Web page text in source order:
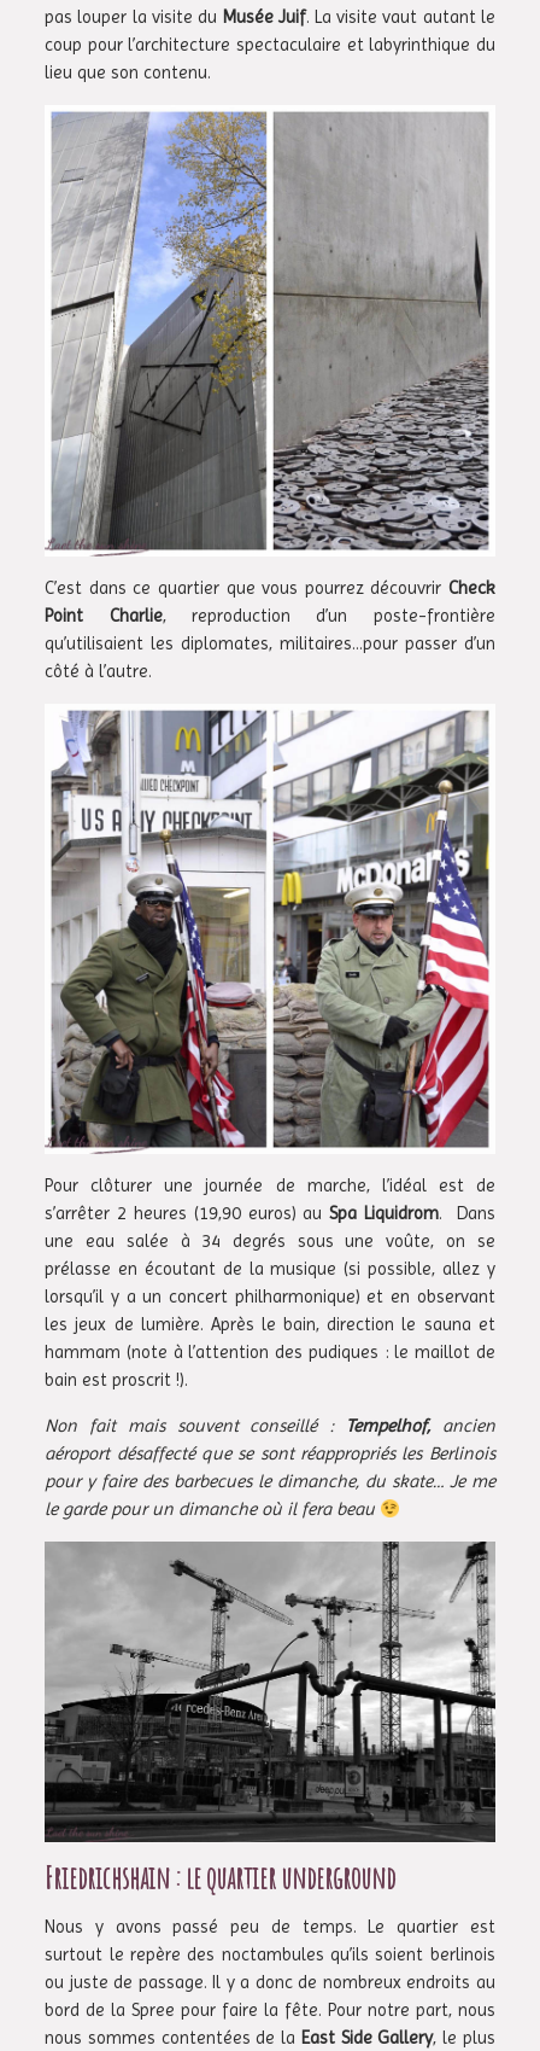
pas louper la visite du Musée Juif. La visite vaut autant le
coup pour l’architecture spectaculaire et labyrinthique du
lieu que son contenu.
C’est dans ce quartier que vous pourrez découvrir Check
Point Charlie, reproduction d’un poste-frontière
qu’utilisaient les diplomates, militaires…pour passer d’un
côté à l’autre.
Pour clôturer une journée de marche, l’idéal est de
s’arrêter 2 heures (19,90 euros) auSpa Liquidrom. Dans
une eau salée à 34 degrés sous une voûte, on se
prélasse en écoutant de la musique (si possible, allez y
lorsqu’il y a un concert philharmonique) et en observant
les jeux de lumière. Après le bain, direction le sauna et
hammam (note à l’attention des pudiques : le maillot de
bain est proscrit !).
Non fait mais souvent conseillé : Tempelhof,ancien
aéroport désaffecté que se sont réappropriés les Berlinois
pour y faire des barbecues le dimanche, du skate… Je me
le garde pour un dimanche où il fera beau
Friedrichshain : le quartier underground
Nous y avons passé peu de temps. Le quartier est
surtout le repère des noctambules qu’ils soient berlinois
ou juste de passage. Il y a donc de nombreux endroits au
bord de la Spree pour faire la fête. Pour notre part, nous
nous sommes contentées de la East Side Gallery, le plus